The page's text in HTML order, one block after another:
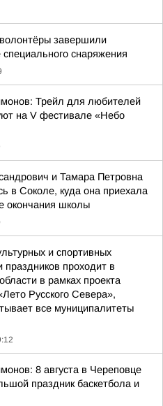
завершили
специального снаряжения
Трейл для любителей
на V фестивале «Небо
и Тамара Петровна
в Соколе, куда она приехала
окончания школы
и спортивных
праздников проходит в
в рамках проекта
Русского Севера»,
все муниципалитеты
8 августа в Череповце
праздник баскетбола и